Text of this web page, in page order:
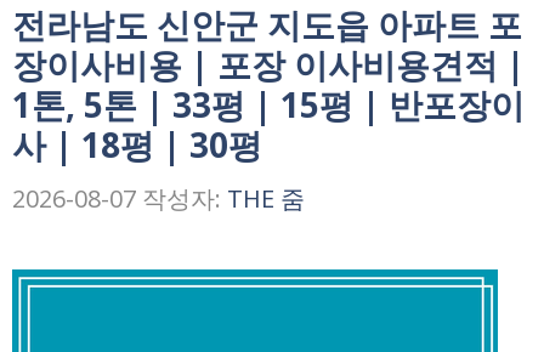
전라남도 신안군 지도읍 아파트 포
장이사비용 | 포장 이사비용견적 |
1톤, 5톤 | 33평 | 15평 | 반포장이
사 | 18평 | 30평
2026-08-07 작성자: THE 줌